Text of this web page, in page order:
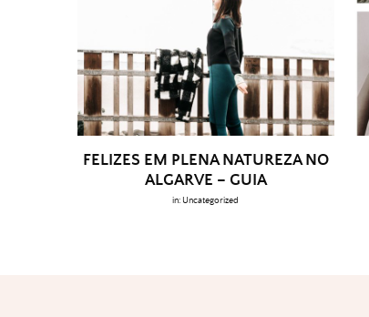
FELIZES EM PLENA NATUREZA NO
ALGARVE – GUIA
in: Uncategorized